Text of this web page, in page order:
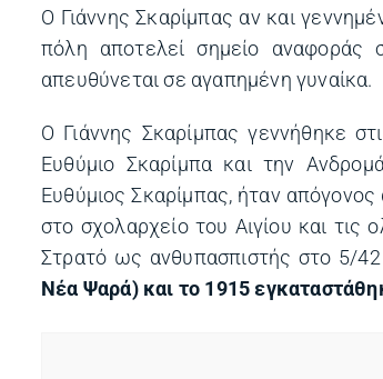
Ο Γιάννης Σκαρίμπας αν και
πόλη αποτελεί σημείο αναφοράς
απευθύνεται σε αγαπημένη γυναίκα.
Ο Γιάννης Σκαρίμπας γεννήθηκε
Ευθύμιο Σκαρίμπα και την
Ευθύμιος Σκαρίμπας, ήταν
στο σχολαρχείο του Αιγίου και
Στρατό ως ανθυπασπιστής στο 5/
Νέα Ψαρά) και το 1915